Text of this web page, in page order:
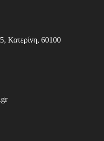
Κατερίνη, 60100
Opens